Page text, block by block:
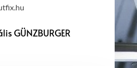
GÜNZBURGER